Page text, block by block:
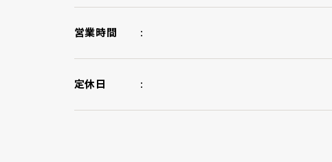
営業時間
定休日